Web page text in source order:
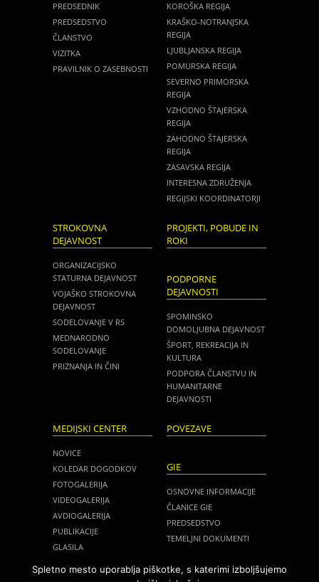
PREDSEDNIK
PREDSEDSTVO
ČLANSTVO
VIZITKA
PRAVILNIK O ZASEBNOSTI
KOROŠKA REGIJA
KRAŠKO-NOTRANJSKA
REGIJA
LJUBLJANSKA REGIJA
POMURSKA REGIJA
SEVERNO PRIMORSKA
REGIJA
VZHODNO ŠTAJERSKA
REGIJA
ZAHODNO ŠTAJERSKA
REGIJA
ZASAVSKA REGIJA
INTERESNA ZDRUŽENJA
REGIJSKI KOORDINATORJI
STROKOVNA
DEJAVNOST
ORGANIZACIJSKO
STATURNA DEJAVNOST
VOJAŠKO STROKOVNA
DEJAVNOST
SODELOVANJE V RS
MEDNARODNO
SODELOVANJE
PRIZNANJA IN ČINI
PROJEKTI, POBUDE IN
ROKI
PODPORNE
DEJAVNOSTI
SPOMINSKO
DOMOLJUBNA DEJAVNOST
ŠPORT, REKREACIJA IN
KULTURA
PODPORA ČLANSTVU IN
HUMANITARNE
DEJAVNOSTI
MEDIJSKI CENTER
NOVICE
KOLEDAR DOGODKOV
FOTOGALERIJA
VIDEOGALERIJA
AVDIOGALERIJA
PUBLIKACIJE
GLASILA
POVEZAVE
GIE
OSNOVNE INFORMACIJE
ČLANICE GIE
PREDSEDSTVO
TEMELJNI DOKUMENTI
ZASEDANJA
Spletno mesto uporablja piškotke, s katerimi izboljšujemo